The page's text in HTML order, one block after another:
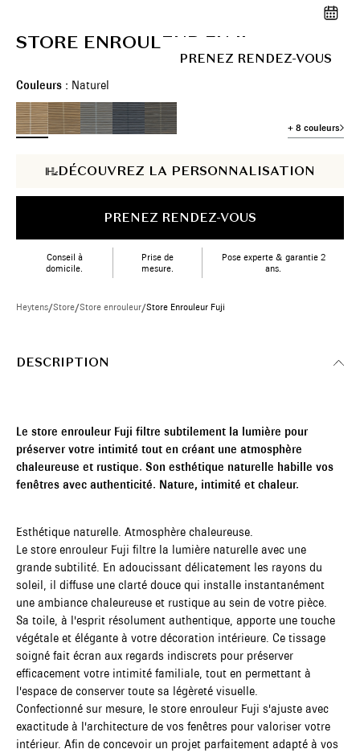
PRENEZ RENDEZ-VOUS
STORE ENROULEUR FUJI
Couleurs : Naturel
+ 8 couleurs
DÉCOUVREZ LA PERSONNALISATION
PRENEZ RENDEZ-VOUS
Conseil à
domicile.
Prise de
mesure.
Pose experte & garantie 2
ans.
Heytens/Store/Store enrouleur/Store Enrouleur Fuji
DESCRIPTION
Le store enrouleur Fuji filtre subtilement la lumière pour
préserver votre intimité tout en créant une atmosphère
chaleureuse et rustique. Son esthétique naturelle habille vos
fenêtres avec authenticité. Nature, intimité et chaleur.
Esthétique naturelle. Atmosphère chaleureuse.
Le store enrouleur Fuji filtre la lumière naturelle avec une
grande subtilité. En adoucissant délicatement les rayons du
soleil, il diffuse une clarté douce qui installe instantanément
une ambiance chaleureuse et rustique au sein de votre pièce.
Sa toile, à l'esprit résolument authentique, apporte une touche
végétale et élégante à votre décoration intérieure. Ce tissage
soigné fait écran aux regards indiscrets pour préserver
efficacement votre intimité familiale, tout en permettant à
l'espace de conserver toute sa légèreté visuelle.
Confectionné sur mesure, le store enrouleur Fuji s'ajuste avec
exactitude à l'architecture de vos fenêtres pour valoriser votre
intérieur. Afin de concevoir un projet parfaitement adapté à vos